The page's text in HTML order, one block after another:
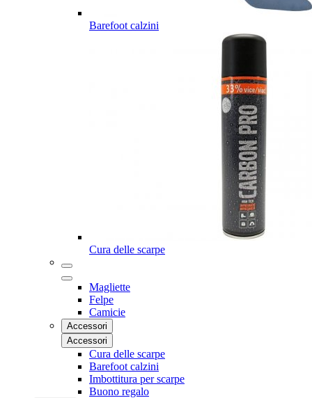
Barefoot calzini
Cura delle scarpe
Magliette
Felpe
Camicie
Accessori
Accessori
Cura delle scarpe
Barefoot calzini
Imbottitura per scarpe
Buono regalo